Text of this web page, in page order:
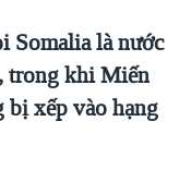
NAM
Somalia là nước
trong khi Miến
xếp vào hạng